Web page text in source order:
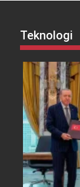
Teknologi